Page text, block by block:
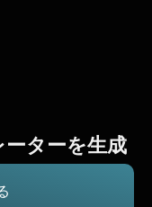
ーターを生成